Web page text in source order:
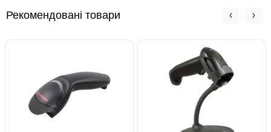
Рекомендовані товари